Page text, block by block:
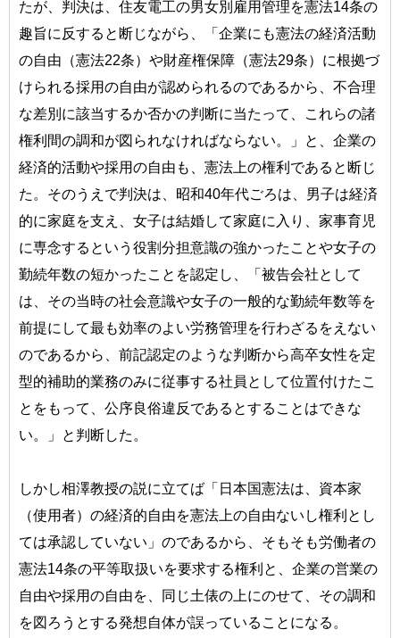
たが、判決は、住友電工の男女別雇用管理を憲法14条の
趣旨に反すると断じながら、「企業にも憲法の経済活動
の自由（憲法22条）や財産権保障（憲法29条）に根拠づ
けられる採用の自由が認められるのであるから、不合理
な差別に該当するか否かの判断に当たって、これらの諸
権利間の調和が図られなければならない。」と、企業の
経済的活動や採用の自由も、憲法上の権利であると断じ
た。そのうえで判決は、昭和40年代ごろは、男子は経済
的に家庭を支え、女子は結婚して家庭に入り、家事育児
に専念するという役割分担意識の強かったことや女子の
勤続年数の短かったことを認定し、「被告会社として
は、その当時の社会意識や女子の一般的な勤続年数等を
前提にして最も効率のよい労務管理を行わざるをえない
のであるから、前記認定のような判断から高卒女性を定
型的補助的業務のみに従事する社員として位置付けたこ
とをもって、公序良俗違反であるとすることはできな
い。」と判断した。
しかし相澤教授の説に立てば「日本国憲法は、資本家
（使用者）の経済的自由を憲法上の自由ないし権利とし
ては承認していない」のであるから、そもそも労働者の
憲法14条の平等取扱いを要求する権利と、企業の営業の
自由や採用の自由を、同じ土俵の上にのせて、その調和
を図ろうとする発想自体が誤っていることになる。